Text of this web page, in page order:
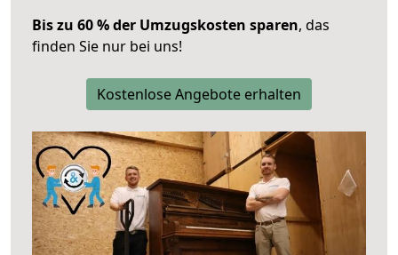
Bis zu 60 % der Umzugskosten sparen, das
finden Sie nur bei uns!
Kostenlose Angebote erhalten